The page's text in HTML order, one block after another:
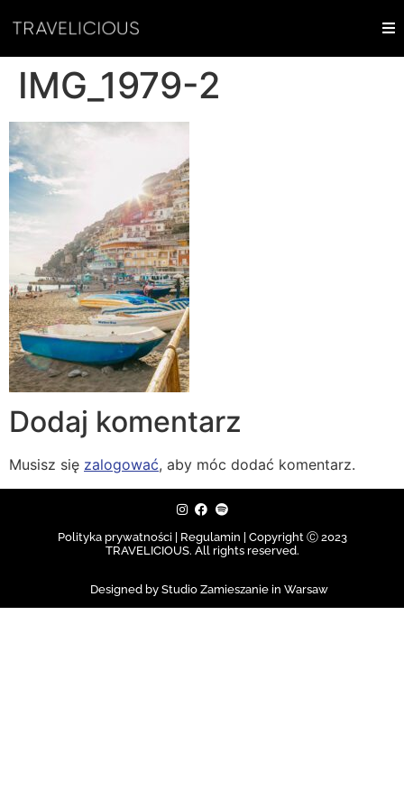
IMG_1979-2
Dodaj komentarz
Musisz się zalogować, aby móc dodać komentarz.
Polityka prywatności | Regulamin | Copyright Ⓒ 2023
TRAVELICIOUS. All rights reserved.
Designed by Studio Zamieszanie in Warsaw